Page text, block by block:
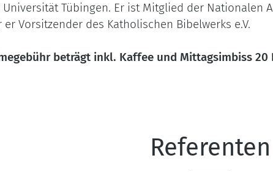
Universität Tübingen. Er ist Mitglied der Nationalen
er Vorsitzender des Katholischen Bibelwerks e.V.
beträgt inkl. Kaffee und Mittagsimbiss
Referenten